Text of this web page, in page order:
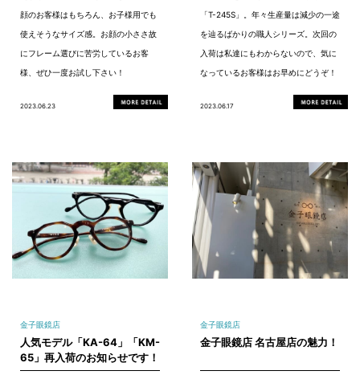
顔のお客様はもちろん、お子様用でも
使えそうなサイズ感。お顔の小ささ故
にフレーム選びに苦労しているお客
様、ぜひ一度お試し下さい！
2023.06.23
「T-245S」。年々生産量は減少の一途
を辿るばかりの職人シリーズ。次回の
入荷は私達にもわからないので、気に
なっているお客様はお早めにどうぞ！
2023.06.17
金子眼鏡店
人気モデル「KA-64」「KM-
65」再入荷のお知らせです！
金子眼鏡店
金子眼鏡店 名古屋店の魅力！